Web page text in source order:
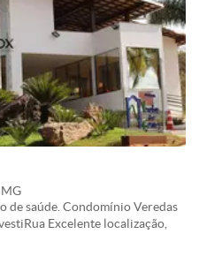
MG
de saúde. Condomínio Veredas
Excelente localização,
Condomínio fechado em